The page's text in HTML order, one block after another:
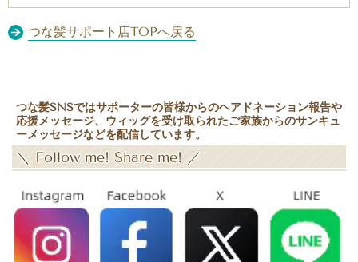
つな髪サポート店TOPへ戻る
つな髪SNSではサポーターの皆様からのヘアドネーション報告や
応援メッセージ、ウィッグを受け取られたご家族からのサンキュ
ーメッセージなどを配信しています。
＼ Follow me! Share me! ／